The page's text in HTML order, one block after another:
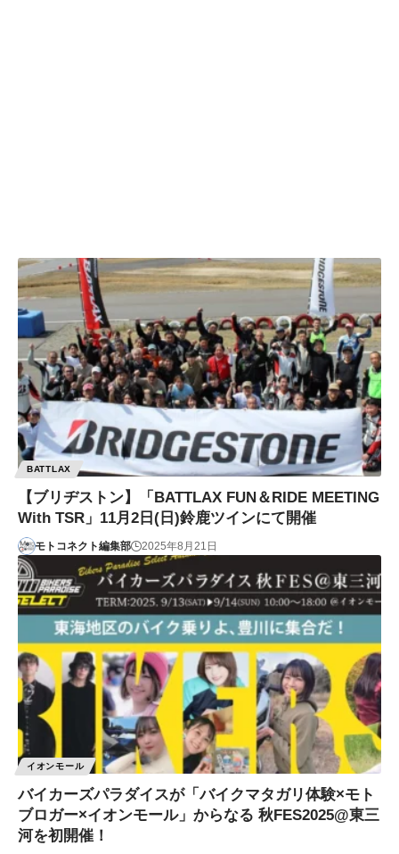
BATTLAX
【ブリヂストン】「BATTLAX FUN＆RIDE MEETING
With TSR」11月2日(日)鈴鹿ツインにて開催
モトコネクト編集部 2025年8月21日
イオンモール
バイカーズパラダイスが「バイクマタガリ体験×モト
ブロガー×イオンモール」からなる 秋FES2025@東三
河を初開催！